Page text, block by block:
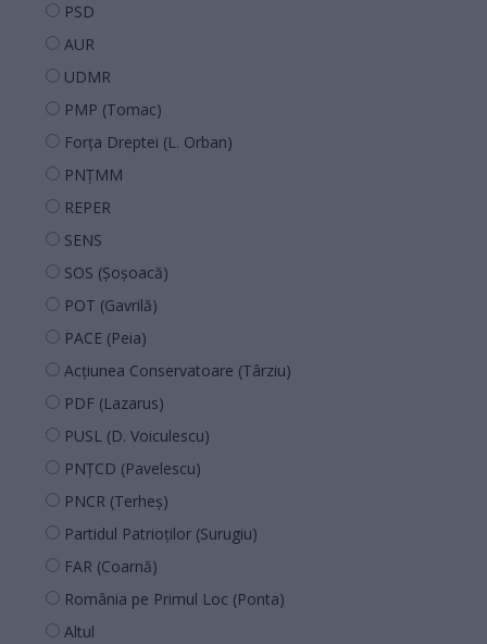
PSD
AUR
UDMR
PMP (Tomac)
Forța Dreptei (L. Orban)
PNȚMM
REPER
SENS
SOS (Șoșoacă)
POT (Gavrilă)
PACE (Peia)
Acțiunea Conservatoare (Târziu)
PDF (Lazarus)
PUSL (D. Voiculescu)
PNȚCD (Pavelescu)
PNCR (Terheș)
Partidul Patrioților (Surugiu)
FAR (Coarnă)
România pe Primul Loc (Ponta)
Altul